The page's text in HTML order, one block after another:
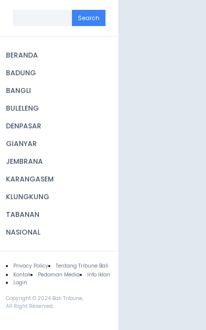
navigation
BERANDA
BADUNG
BANGLI
BULELENG
DENPASAR
GIANYAR
JEMBRANA
KARANGASEM
KLUNGKUNG
TABANAN
NASIONAL
Footer
Privacy Policy
Tentang Tribune Bali
Kontak
Pedoman Media
Info Iklan
Login
Copyright © 2024 Bali Tribune,
All Right Reserved.